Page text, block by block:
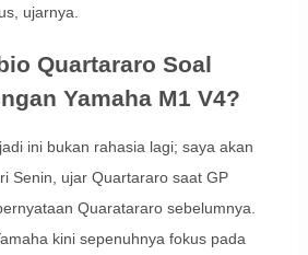
ujarnya.
Quartararo Soal
Yamaha M1 V4?
ini bukan rahasia lagi; saya akan
Senin, ujar Quartararo saat GP
Quaratararo sebelumnya.
kini sepenuhnya fokus pada